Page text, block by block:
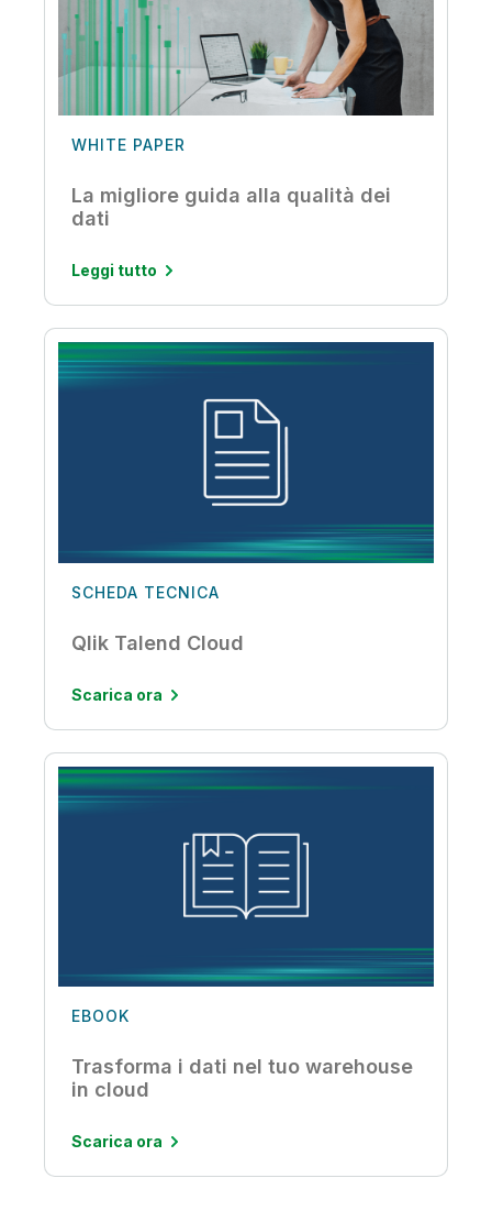
WHITE PAPER
La migliore guida alla qualità dei
dati
Leggi tutto
SCHEDA TECNICA
Qlik Talend Cloud
Scarica ora
EBOOK
Trasforma i dati nel tuo warehouse
in cloud
Scarica ora